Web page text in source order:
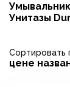
Унитазы
Сортировать
цене